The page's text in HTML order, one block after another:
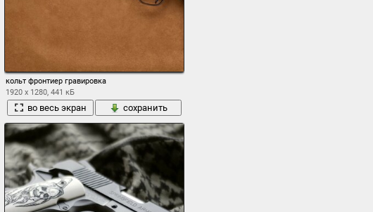
кольт фронтиер гравировка
1920 x 1280, 441 кБ
во весь экран сохранить